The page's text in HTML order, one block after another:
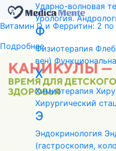
Витамин D и Ферритин: 2 по
Подробнее
Ударно-волновая
Урология.
Ф
Физиотерапия
вен)
Х
Химиотерапия
Хирургический
Э
Эндокринология
(гастроскопия,